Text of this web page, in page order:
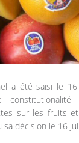
a été saisi le 16
sur les fruits
sa décision le 16